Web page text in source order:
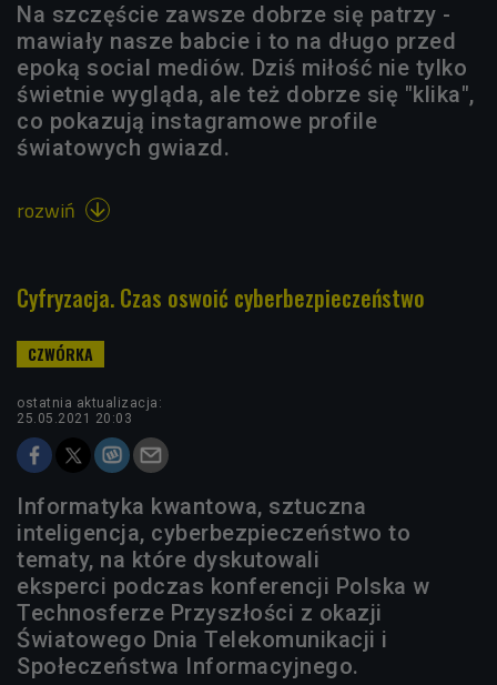
Na szczęście zawsze dobrze się patrzy -
mawiały nasze babcie i to na długo przed
epoką social mediów. Dziś miłość nie tylko
świetnie wygląda, ale też dobrze się "klika",
co pokazują instagramowe profile
światowych gwiazd.
rozwiń 
Cyfryzacja. Czas oswoić cyberbezpieczeństwo
ostatnia aktualizacja:
25.05.2021 20:03
Informatyka kwantowa, sztuczna
inteligencja, cyberbezpieczeństwo to
tematy, na które dyskutowali
eksperci podczas konferencji Polska w
Technosferze Przyszłości z okazji
Światowego Dnia Telekomunikacji i
Społeczeństwa Informacyjnego.